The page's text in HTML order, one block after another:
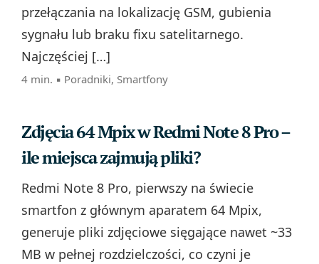
przełączania na lokalizację GSM, gubienia
sygnału lub braku fixu satelitarnego.
Najczęściej […]
4 min. ▪ Poradniki, Smartfony
Zdjęcia 64 Mpix w Redmi Note 8 Pro –
ile miejsca zajmują pliki?
Redmi Note 8 Pro, pierwszy na świecie
smartfon z głównym aparatem 64 Mpix,
generuje pliki zdjęciowe sięgające nawet ~33
MB w pełnej rozdzielczości, co czyni je